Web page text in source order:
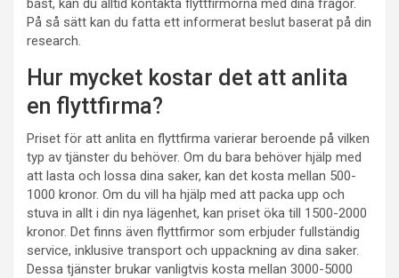
bäst, kan du alltid kontakta flyttfirmorna med dina frågor.
På så sätt kan du fatta ett informerat beslut baserat på din
research.
Hur mycket kostar det att anlita
en flyttfirma?
Priset för att anlita en flyttfirma varierar beroende på vilken
typ av tjänster du behöver. Om du bara behöver hjälp med
att lasta och lossa dina saker, kan det kosta mellan 500-
1000 kronor. Om du vill ha hjälp med att packa upp och
stuva in allt i din nya lägenhet, kan priset öka till 1500-2000
kronor. Det finns även flyttfirmor som erbjuder fullständig
service, inklusive transport och uppackning av dina saker.
Dessa tjänster brukar vanligtvis kosta mellan 3000-5000